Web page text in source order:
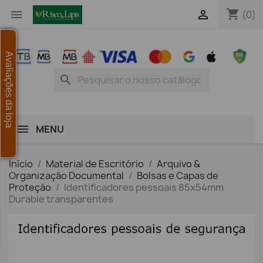
 shopping_cart (0)

search
MENU
Início Material de Escritório
Arquivo &
Organização Documental
Bolsas e Capas de
Proteção
Identificadores pessoais 85x54mm
Durable transparentes
Avaliações da loja